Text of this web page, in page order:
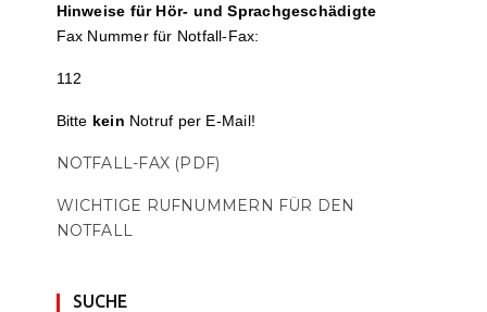
Hinweise für Hör- und Sprach­ge­schä­digte
Fax Nummer für Notfall-Fax:
112
Bitte kein Notruf per E-Mail!
NOTFALL-FAX (PDF)
WICHTIGE RUFNUMMERN FÜR DEN
NOTFALL
SUCHE